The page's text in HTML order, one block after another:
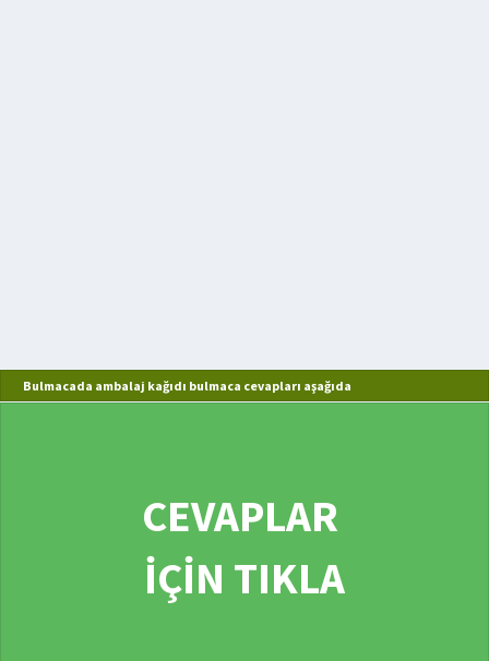
Bulmacada ambalaj kağıdı bulmaca cevapları aşağıda
CEVAPLAR
İÇİN TIKLA